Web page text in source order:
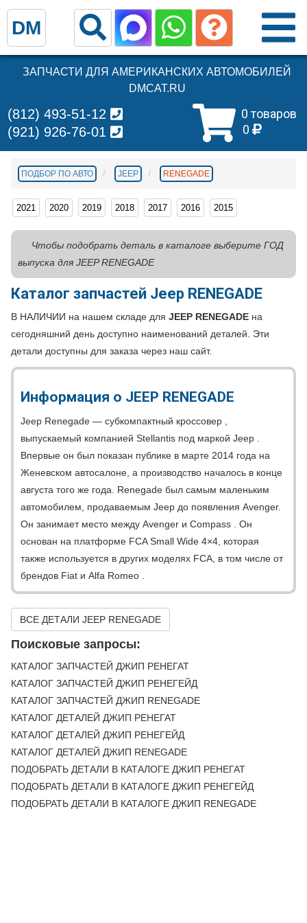
ЗАПЧАСТИ ДЛЯ АМЕРИКАНСКИХ АВТОМОБИЛЕЙ
DMCAT.RU
0 товаров
0
(812) 493-51-12
(921) 926-76-01
ПОДБОР ПО АВТО JEEP RENEGADE
2021 2020 2019 2018 2017 2016 2015
Чтобы подобрать деталь в каталоге выберите ГОД
выпуска для JEEP RENEGADE
Каталог запчастей Jeep RENEGADE
В НАЛИЧИИ на нашем складе для JEEP RENEGADE на
сегодняшний день доступно наименований деталей. Эти
детали доступны для заказа через наш сайт.
Информация о JEEP RENEGADE
Jeep Renegade — субкомпактный кроссовер ,
выпускаемый компанией Stellantis под маркой Jeep .
Впервые он был показан публике в марте 2014 года на
Женевском автосалоне, а производство началось в конце
августа того же года. Renegade был самым маленьким
автомобилем, продаваемым Jeep до появления Avenger.
Он занимает место между Avenger и Compass . Он
основан на платформе FCA Small Wide 4×4, которая
также используется в других моделях FCA, в том числе от
брендов Fiat и Alfa Romeo .
ВСЕ ДЕТАЛИ JEEP RENEGADE
Поисковые запросы:
КАТАЛОГ ЗАПЧАСТЕЙ ДЖИП РЕНЕГАТ
КАТАЛОГ ЗАПЧАСТЕЙ ДЖИП РЕНЕГЕЙД
КАТАЛОГ ЗАПЧАСТЕЙ ДЖИП RENEGADE
КАТАЛОГ ДЕТАЛЕЙ ДЖИП РЕНЕГАТ
КАТАЛОГ ДЕТАЛЕЙ ДЖИП РЕНЕГЕЙД
КАТАЛОГ ДЕТАЛЕЙ ДЖИП RENEGADE
ПОДОБРАТЬ ДЕТАЛИ В КАТАЛОГЕ ДЖИП РЕНЕГАТ
ПОДОБРАТЬ ДЕТАЛИ В КАТАЛОГЕ ДЖИП РЕНЕГЕЙД
ПОДОБРАТЬ ДЕТАЛИ В КАТАЛОГЕ ДЖИП RENEGADE
DM